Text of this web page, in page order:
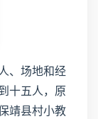
、场地和经
十五人，原
靖县村小教